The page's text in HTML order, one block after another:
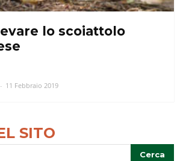
lo scoiattolo
- 11 Febbraio 2019
SITO